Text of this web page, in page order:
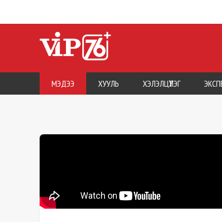
МЭДЭЭ ХУУЛЬ ХЭЛЭЛЦҮҮЛЭГ